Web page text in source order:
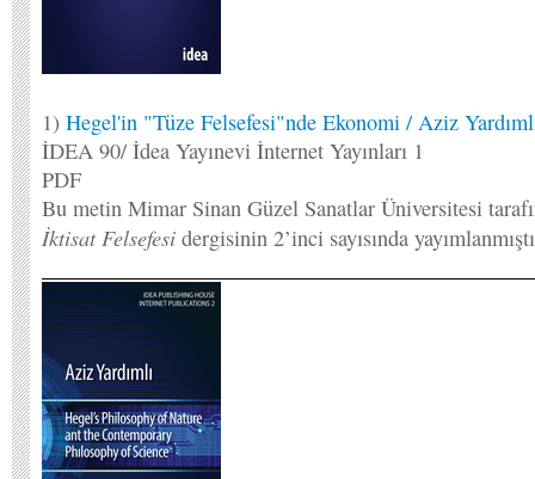
1) Hegel'in "Tüze Felsefesi"nde Ekonomi / Aziz
İDEA 90/ İdea Yayınevi İnternet Yayınları 1
PDF
Bu metin Mimar Sinan Güzel Sanatlar Üniversitesi
İktisat Felsefesi dergisinin 2’inci sayısında